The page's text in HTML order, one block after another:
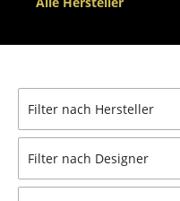
Sideboards &
TV Möbel
Beistell- &
Filter nach Hersteller
Filter nach Designer